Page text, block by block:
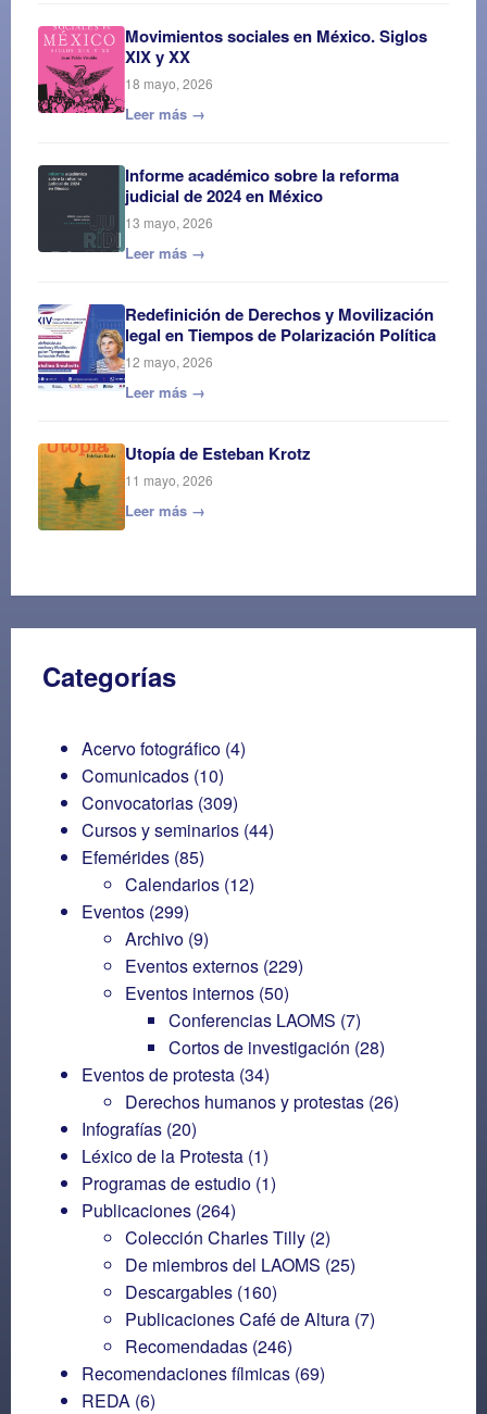
Movimientos sociales en México. Siglos
XIX y XX
18 mayo, 2026
Leer más →
Informe académico sobre la reforma
judicial de 2024 en México
13 mayo, 2026
Leer más →
Redefinición de Derechos y Movilización
legal en Tiempos de Polarización Política
12 mayo, 2026
Leer más →
Utopía de Esteban Krotz
11 mayo, 2026
Leer más →
Categorías
Acervo fotográfico (4)
Comunicados (10)
Convocatorias (309)
Cursos y seminarios (44)
Efemérides (85)
Calendarios (12)
Eventos (299)
Archivo (9)
Eventos externos (229)
Eventos internos (50)
Conferencias LAOMS (7)
Cortos de investigación (28)
Eventos de protesta (34)
Derechos humanos y protestas (26)
Infografías (20)
Léxico de la Protesta (1)
Programas de estudio (1)
Publicaciones (264)
Colección Charles Tilly (2)
De miembros del LAOMS (25)
Descargables (160)
Publicaciones Café de Altura (7)
Recomendadas (246)
Recomendaciones fílmicas (69)
REDA (6)